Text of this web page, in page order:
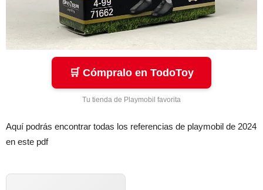
🛒 Cómpralo en TodoToy
Tu tienda de Playmobil favorita
Aquí podrás encontrar todas los referencias de playmobil de 2024
en este pdf